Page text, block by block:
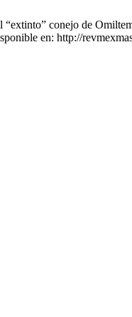
conejo de
en: http://